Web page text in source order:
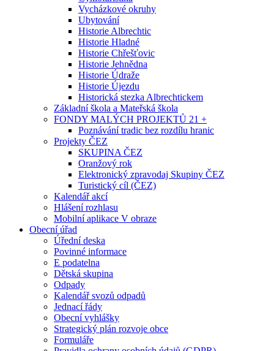
Vycházkové okruhy
Ubytování
Historie Albrechtic
Historie Hladné
Historie Chřešťovic
Historie Jehnědna
Historie Údraže
Historie Újezdu
Historická stezka Albrechtickem
Základní škola a Mateřská škola
FONDY MALÝCH PROJEKTŮ 21 +
Poznávání tradic bez rozdílu hranic
Projekty ČEZ
SKUPINA ČEZ
Oranžový rok
Elektronický zpravodaj Skupiny ČEZ
Turistický cíl (ČEZ)
Kalendář akcí
Hlášení rozhlasu
Mobilní aplikace V obraze
Obecní úřad
Úřední deska
Povinné informace
E podatelna
Dětská skupina
Odpady
Kalendář svozů odpadů
Jednací řády
Obecní vyhlášky
Strategický plán rozvoje obce
Formuláře